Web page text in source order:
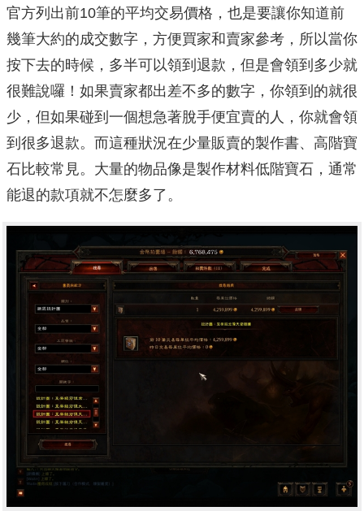
官方列出前10筆的平均交易價格，也是要讓你知道前
幾筆大約的成交數字，方便買家和賣家參考，所以當你
按下去的時候，多半可以領到退款，但是會領到多少就
很難說囉！如果賣家都出差不多的數字，你領到的就很
少，但如果碰到一個想急著脫手便宜賣的人，你就會領
到很多退款。而這種狀況在少量販賣的製作書、高階寶
石比較常見。大量的物品像是製作材料低階寶石，通常
能退的款項就不怎麼多了。